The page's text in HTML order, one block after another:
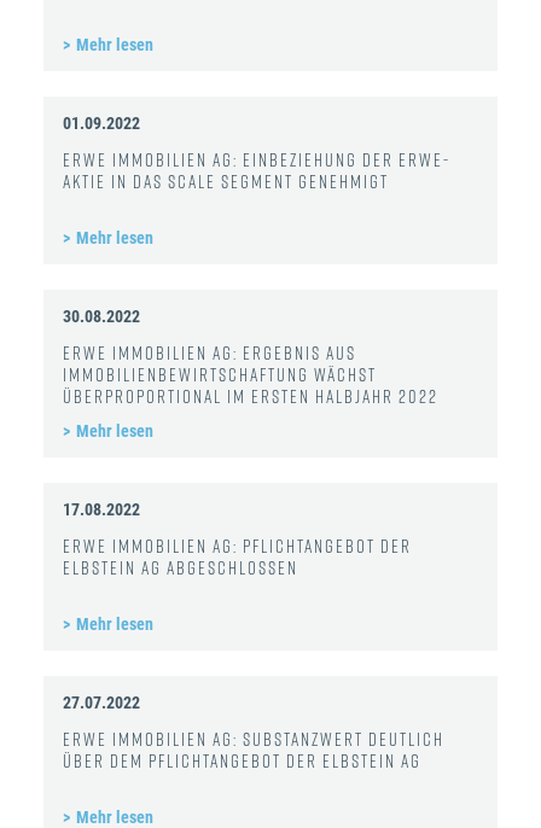
Mehr lesen
01.09.2022
ERWE Immobilien AG: Einbeziehung der ERWE-
Aktie in das Scale Segment genehmigt
Mehr lesen
30.08.2022
ERWE Immobilien AG: Ergebnis aus
Immobilienbewirtschaftung wächst
überproportional im ersten Halbjahr 2022
Mehr lesen
17.08.2022
ERWE Immobilien AG: Pflichtangebot der
Elbstein AG abgeschlossen
Mehr lesen
27.07.2022
ERWE Immobilien AG: Substanzwert deutlich
über dem Pflichtangebot der Elbstein AG
Mehr lesen